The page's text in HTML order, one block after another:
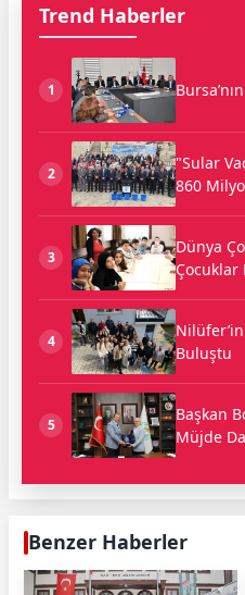
Trend Haberler
1
2
"Sular
860
3
Dünya
Çocuklar
4
Nilüfer’in
Buluştu
5
Başkan
Müjde
Benzer Haberler